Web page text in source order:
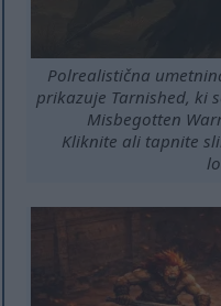
Polrealistična
prikazuje Tarnished, ki
Misbegotten
Kliknite ali tapnite